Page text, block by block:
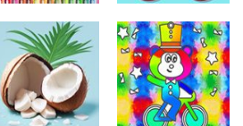
Colorir
Animals
Coloring
Colorir
Colorir Donuts